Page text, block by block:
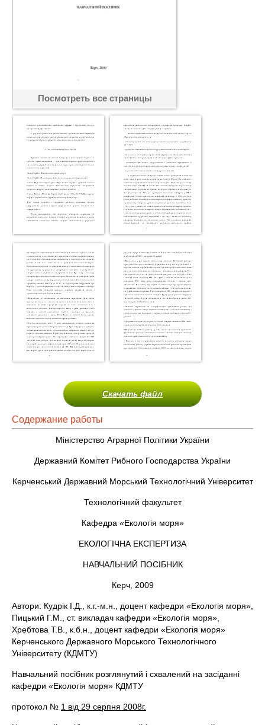
Посмотреть все страницы
Скачать файл
Содержание работы
Міністерство Аграрної Політики України
Державний Комітет Рибного Господарства України
Керченський Державний Морський Технологічний Університет
Технологічний факультет
Кафедра «Екологія моря»
ЕКОЛОГІЧНА ЕКСПЕРТИЗА
НАВЧАЛЬНИЙ ПОСІБНИК
Керч, 2009
Автори: Кудрік І.Д., к.г.-м.н., доцент кафедри «Екологія моря»,
Пицький Г.М., ст. викладач кафедри «Екологія моря»,
Хребтова Т.В., к.б.н., доцент кафедри «Екологія моря»
Керченського Державного Морського Технологічного
Університету (КДМТУ)
Навчальний посібник розглянутий і схвалений на засіданні
кафедри «Екологія моря» КДМТУ
протокол № 1 від 29 серпня 2008г.